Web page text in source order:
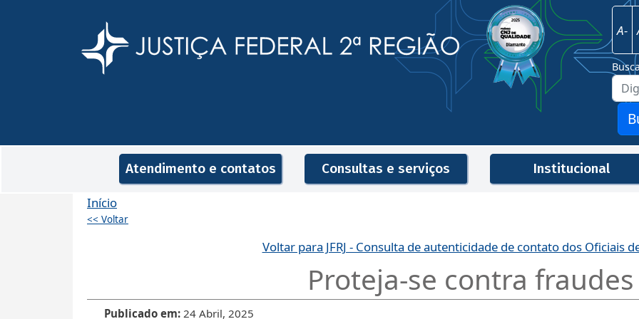
Justiça Federal - 2ª Região
Imagem
A-
Navegação principal
Atendimento e contatos Consultas e serviços Institucional
Início
<< Voltar
Voltar para JFRJ - Consulta de autenticidade de contato dos Oficiais
Proteja-se contra fraudes
Publicado em 24 Abril, 2025